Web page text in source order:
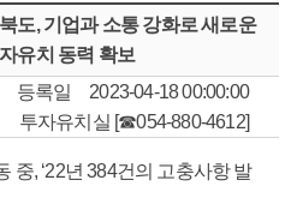
도, 기업과 소통 강화로 새로운
유치 동력 확보
등록일
2023-04-18 00:00:00
투자유치실 [☎054-880-4612]
중, ‘22년 384건의 고충사항 발